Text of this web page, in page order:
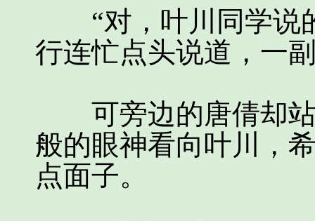
“对，叶川同学说
行连忙点头说道，一
可旁边的唐倩却站
般的眼神看向叶川，
点面子。